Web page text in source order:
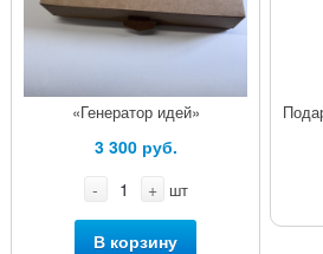
«Генератор идей»
3 300 руб.
-
+ шт
В корзину